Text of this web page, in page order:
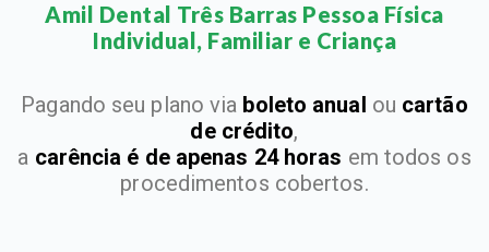
Amil Dental Três Barras Pessoa Física
Individual, Familiar e Criança​
Pagando seu plano via boleto anual ou cartão
de crédito,
a carência é de apenas 24 horas em todos os
procedimentos cobertos.